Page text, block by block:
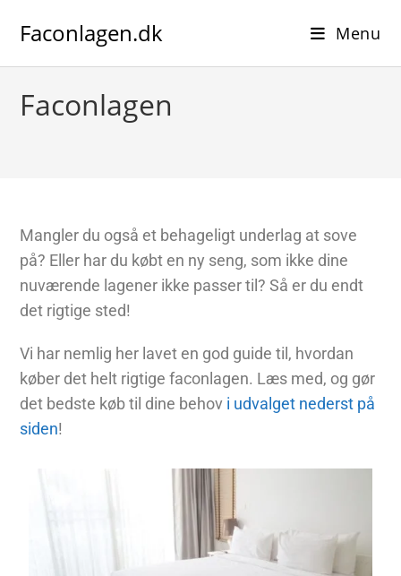
Faconlagen.dk Menu
Faconlagen
Mangler du også et behageligt underlag at sove
på? Eller har du købt en ny seng, som ikke dine
nuværende lagener ikke passer til? Så er du endt
det rigtige sted!
Vi har nemlig her lavet en god guide til, hvordan
køber det helt rigtige faconlagen. Læs med, og gør
det bedste køb til dine behov i udvalget nederst på
siden!